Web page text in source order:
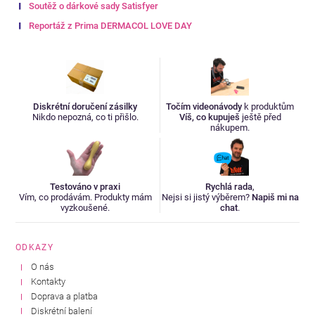
Soutěž o dárkové sady Satisfyer
Reportáž z Prima DERMACOL LOVE DAY
Diskrétní doručení zásilky
Nikdo nepozná, co ti přišlo.
Točím videonávody k produktům
Víš, co kupuješ ještě před
nákupem.
Testováno v praxi
Vím, co prodávám. Produkty mám
vyzkoušené.
Rychlá rada,
Nejsi si jistý výběrem? Napiš mi na
chat.
ODKAZY
O nás
Kontakty
Doprava a platba
Diskrétní balení